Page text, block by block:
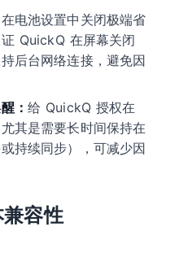
在电池设置中关闭极端省
QuickQ 在屏幕关闭
后台网络连接，避免因
： 给 QuickQ 授权在
其是需要长时间保持在
持续同步），可减少因
容性